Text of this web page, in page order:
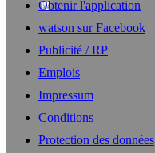
Obtenir l'application
watson sur Facebook
Publicité / RP
Emplois
Impressum
Conditions
Protection des données